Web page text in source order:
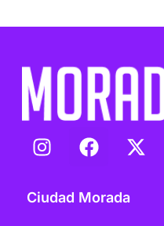
Ciudad Morada